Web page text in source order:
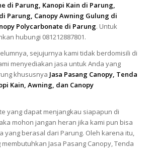
di Parung, Kanopi Kain di Parung,
Parung, Canopy Awning Gulung di
Polycarbonate di Parung. Untuk
hubungi 081212887801.
sejujurnya kami tidak berdomisili di
menyediakan jasa untuk Anda yang
khususnya Jasa Pasang Canopy, Tenda
Kain, Awning, dan Canopy
yang dapat menjangkau siapapun di
mohon jangan heran jika kami pun bisa
yang berasal dari Parung. Oleh karena itu,
Jasa Pasang Canopy, Tenda